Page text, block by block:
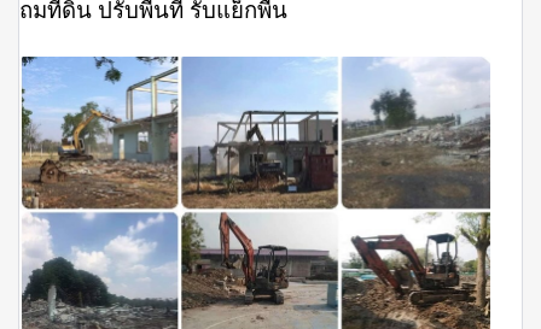
ถมที่ดิน ปรับพื้นที่ รับแย็กพื้น